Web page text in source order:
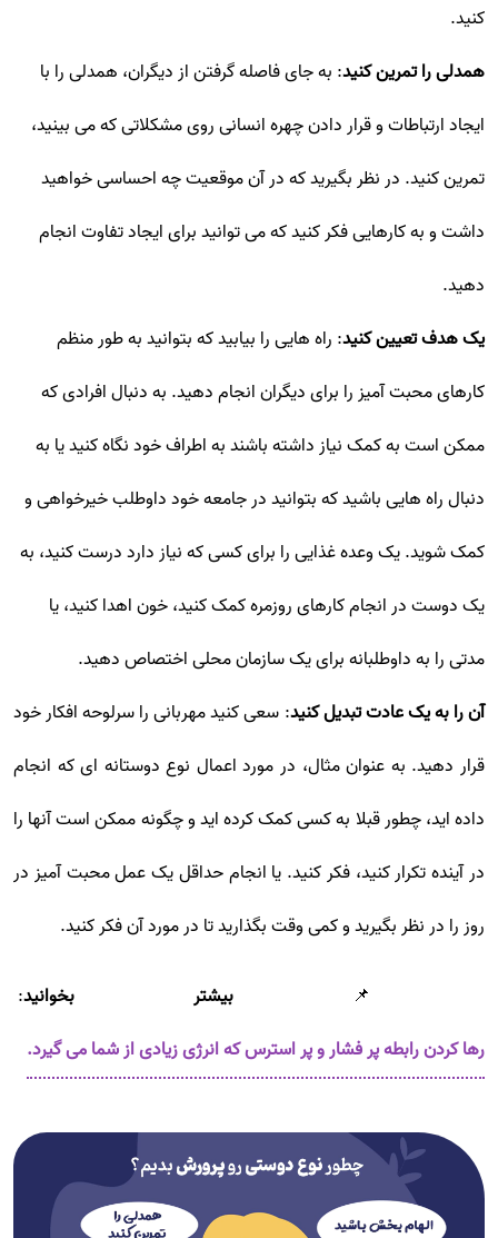
کنید.
همدلی را تمرین کنید: به جای فاصله گرفتن از دیگران، همدلی را با
ایجاد ارتباطات و قرار دادن چهره انسانی روی مشکلاتی که می بینید،
تمرین کنید. در نظر بگیرید که در آن موقعیت چه احساسی خواهید
داشت و به کارهایی فکر کنید که می توانید برای ایجاد تفاوت انجام
دهید.
یک هدف تعیین کنید: راه هایی را بیابید که بتوانید به طور منظم
کارهای محبت آمیز را برای دیگران انجام دهید. به دنبال افرادی که
ممکن است به کمک نیاز داشته باشند به اطراف خود نگاه کنید یا به
دنبال راه هایی باشید که بتوانید در جامعه خود داوطلب خیرخواهی و
کمک شوید. یک وعده غذایی را برای کسی که نیاز دارد درست کنید، به
یک دوست در انجام کارهای روزمره کمک کنید، خون اهدا کنید، یا
مدتی را به داوطلبانه برای یک سازمان محلی اختصاص دهید.
آن را به یک عادت تبدیل کنید: سعی کنید مهربانی را سرلوحه افکار خود
قرار دهید. به عنوان مثال، در مورد اعمال نوع دوستانه ای که انجام
داده اید، چطور قبلا به کسی کمک کرده اید و چگونه ممکن است آنها را
در آینده تکرار کنید، فکر کنید. یا انجام حداقل یک عمل محبت آمیز در
روز را در نظر بگیرید و کمی وقت بگذارید تا در مورد آن فکر کنید.
📌 بیشتر بخوانید:
رها کردن رابطه پر فشار و پر استرس که انرژی زیادی از شما می گیرد.